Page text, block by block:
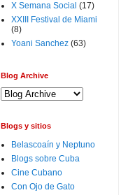
X Semana Social (17)
XXIII Festival de Miami
(8)
Yoani Sanchez (63)
Blog Archive
Blogs y sitios
Belascoaín y Neptuno
Blogs sobre Cuba
Cine Cubano
Con Ojo de Gato